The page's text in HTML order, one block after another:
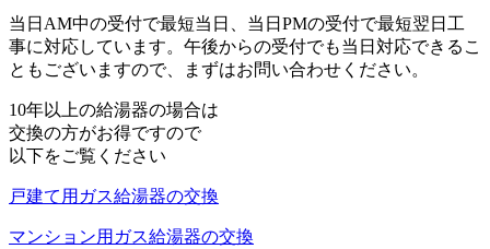
当日AM中の受付で最短当日、当日PMの受付で最短翌日工
事に対応しています。午後からの受付でも当日対応できるこ
ともございますので、まずはお問い合わせください。
10年以上の給湯器の場合は
交換の方がお得ですので
以下をご覧ください
戸建て用ガス給湯器の交換
マンション用ガス給湯器の交換